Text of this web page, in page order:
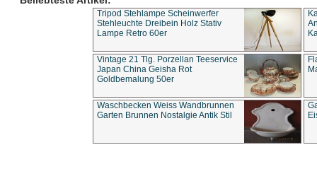
Tripod Stehlampe Scheinwerfer
Stehleuchte Dreibein Holz Stativ
Lampe Retro 60er
Vintage 21 Tlg. Porzellan Teeservice
Japan China Geisha Rot
Goldbemalung 50er
Waschbecken Weiss Wandbrunnen
Garten Brunnen Nostalgie Antik Stil